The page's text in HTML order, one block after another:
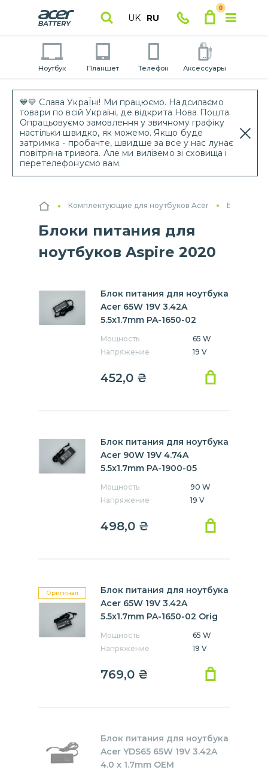
💙💛 Слава УкраЇні! Ми працюємо. Надсилаємо
товари по всій Україні, де відкрита Нова Пошта.
Опрацьовуємо замовлення у звичному графіку
настільки швидко, як можемо. Якщо буде
затримка - пробачте, швидше за все у нас лунає
повітряна тривога. Але ми виліземо зі сховища і
перетелефонуємо вам.
UK RU
0
Ноутбук Планшет Телефон Аксессуары
Комплектующие для ноутбуков Acer Блоки
Блоки питания для
ноутбуков Aspire 2020
Блок питания для ноутбука
Acer 65W 19V 3.42A
5.5x1.7mm PA-1650-02
Мощность
65 W
Напряжение
19 V
452,0 ₴
Блок питания для ноутбука
Acer 90W 19V 4.74A
5.5x1.7mm PA-1900-05
Мощность
90 W
Напряжение
19 V
498,0 ₴
Оригинал
Блок питания для ноутбука
Acer 65W 19V 3.42A
5.5x1.7mm PA-1650-02 Orig
Мощность
65 W
Напряжение
19 V
769,0 ₴
Блок питания для ноутбука
Acer YDS65 65W 19V 3.42A
4.0 x 1.7mm OEM